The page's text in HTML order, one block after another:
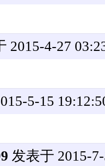
2015-4-27
5-15
发表于 2015-